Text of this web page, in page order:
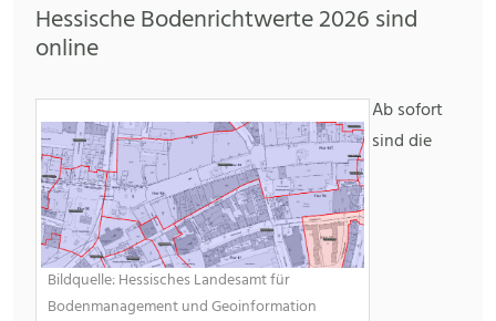
Hessische Bodenrichtwerte 2026 sind
online
Bildquelle: Hessisches Landesamt für
Bodenmanagement und Geoinformation
Ab sofort
sind die